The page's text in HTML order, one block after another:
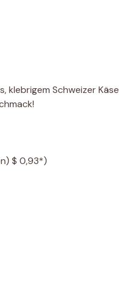
klebrigem Schweizer Käse
$ 0,93*)